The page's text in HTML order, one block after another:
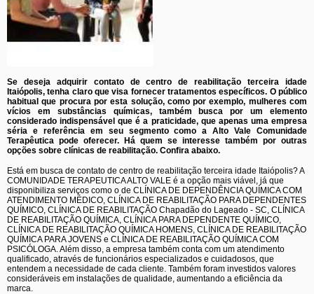
Se deseja adquirir contato de centro de reabilitação terceira idade
Itaiópolis, tenha claro que visa fornecer tratamentos específicos. O público
habitual que procura por esta solução, como por exemplo, mulheres com
vícios em substâncias químicas, também busca por um elemento
considerado indispensável que é a praticidade, que apenas uma empresa
séria e referência em seu segmento como a Alto Vale Comunidade
Terapêutica pode oferecer. Há quem se interesse também por outras
opções sobre clínicas de reabilitação. Confira abaixo.
Está em busca de contato de centro de reabilitação terceira idade Itaiópolis? A
COMUNIDADE TERAPEUTICA ALTO VALE é a opção mais viável, já que
disponibiliza serviços como o de CLÍNICA DE DEPENDÊNCIA QUÍMICA COM
ATENDIMENTO MÉDICO, CLÍNICA DE REABILITAÇÃO PARA DEPENDENTES
QUÍMICO, CLÍNICA DE REABILITAÇÃO Chapadão do Lageado - SC, CLÍNICA
DE REABILITAÇÃO QUÍMICA, CLÍNICA PARA DEPENDENTE QUÍMICO,
CLÍNICA DE REABILITAÇÃO QUÍMICA HOMENS, CLÍNICA DE REABILITAÇÃO
QUÍMICA PARA JOVENS e CLÍNICA DE REABILITAÇÃO QUÍMICA COM
PSICÓLOGA. Além disso, a empresa também conta com um atendimento
qualificado, através de funcionários especializados e cuidadosos, que
entendem a necessidade de cada cliente. Também foram investidos valores
consideráveis em instalações de qualidade, aumentando a eficiência da
marca.